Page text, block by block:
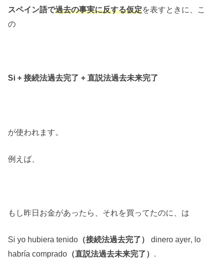
スペイン語で過去の事実に反する仮定を表すときに、こ
の
Si + 接続法過去完了 + 直説法過去未来完了
が使われます。
例えば、
もし昨日お金があったら、それを買ってたのに、は
Si yo hubiera tenido （接続法過去完了） dinero ayer, lo
habría comprado （直説法過去未来完了） .